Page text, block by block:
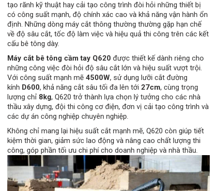
tạo rãnh kỹ thuật hay cải tạo công trình đòi hỏi những thiết bị
có công suất mạnh, độ chính xác cao và khả năng vận hành ổn
định. Những dòng máy cắt thông thường thường gặp hạn chế
về độ sâu cắt, tốc độ làm việc và hiệu quả thi công trên các kết
cấu bê tông dày.
Máy cắt bê tông cầm tay Q620 được thiết kế dành riêng cho
những công việc đòi hỏi độ sâu cắt lớn và hiệu suất vượt trội.
Với công suất mạnh mẽ 4500W, sử dụng lưỡi cắt đường
kính D600, khả năng cắt sâu tối đa lên tới 27cm, cùng trọng
lượng chỉ 8kg, Q620 trở thành lựa chọn lý tưởng cho các nhà
thầu xây dựng, đội thi công cơ điện, đơn vị cải tạo công trình và
các dự án công nghiệp chuyên nghiệp.
Không chỉ mang lại hiệu suất cắt mạnh mẽ, Q620 còn giúp tiết
kiệm thời gian, giảm sức lao động và nâng cao chất lượng thi
công, góp phần tối ưu chi phí cho doanh nghiệp và nhà thầu.